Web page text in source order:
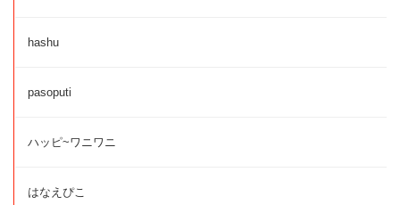
hashu
pasoputi
ハッピ~ワニワニ
はなえぴこ